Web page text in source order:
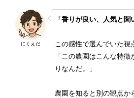
にくえだ
「香りが良い、人気と聞
この感性で選んでいた視
「この農園はこんな特
りなんだ。」
農園を知ると別の観点か